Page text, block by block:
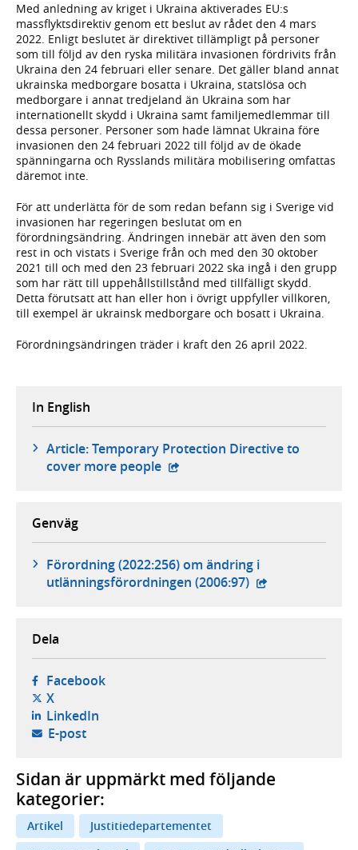
Med anledning av kriget i Ukraina aktiverades EU:s
massflyktsdirektiv genom ett beslut av rådet den 4 mars
2022. Enligt beslutet är direktivet tillämpligt på personer
som till följd av den ryska militära invasionen fördrivits från
Ukraina den 24 februari eller senare. Det gäller bland annat
ukrainska medborgare bosatta i Ukraina, statslösa och
medborgare i annat tredjeland än Ukraina som har
internationellt skydd i Ukraina samt familjemedlemmar till
dessa personer. Personer som hade lämnat Ukraina före
invasionen den 24 februari 2022 till följd av de ökade
spänningarna och Rysslands militära mobilisering omfattas
däremot inte.
För att underlätta för de som redan befann sig i Sverige vid
invasionen har regeringen beslutat om en
förordningsändring. Ändringen innebär att även den som
rest in och vistats i Sverige från och med den 30 oktober
2021 till och med den 23 februari 2022 ska ingå i den grupp
som har rätt till uppehållstillstånd med tillfälligt skydd.
Detta förutsatt att han eller hon i övrigt uppfyller villkoren,
till exempel är ukrainsk medborgare och bosatt i Ukraina.
Förordningsändringen träder i kraft den 26 april 2022.
In English
Article: Temporary Protection Directive to
cover more people - extern webbplats,
Genväg
Förordning (2022:256) om ändring i
utlänningsförordningen (2006:97) - extern
Dela
Facebook- öppnas i ny flik, extern webbplats,
X- öppnas i ny flik, extern webbplats,
LinkedIn- öppnas i ny flik, extern webbplats,
E-post- öppnar din e-postklient,
Sidan är uppmärkt med följande
kategorier:
Artikel
Justitiedepartementet